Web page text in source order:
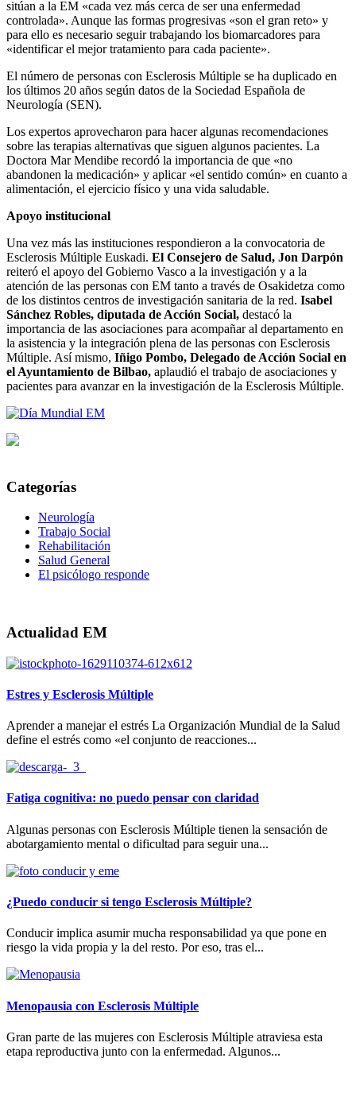
sitúan a la EM «cada vez más cerca de ser una enfermedad
controlada». Aunque las formas progresivas «son el gran reto» y
para ello es necesario seguir trabajando los biomarcadores para
«identificar el mejor tratamiento para cada paciente».
El número de personas con Esclerosis Múltiple se ha duplicado en
los últimos 20 años según datos de la Sociedad Española de
Neurología (SEN).
Los expertos aprovecharon para hacer algunas recomendaciones
sobre las terapias alternativas que siguen algunos pacientes. La
Doctora Mar Mendibe recordó la importancia de que «no
abandonen la medicación» y aplicar «el sentido común» en cuanto a
alimentación, el ejercicio físico y una vida saludable.
Apoyo institucional
Una vez más las instituciones respondieron a la convocatoria de
Esclerosis Múltiple Euskadi. El Consejero de Salud, Jon Darpón
reiteró el apoyo del Gobierno Vasco a la investigación y a la
atención de las personas con EM tanto a través de Osakidetza como
de los distintos centros de investigación sanitaria de la red. Isabel
Sánchez Robles, diputada de Acción Social, destacó la
importancia de las asociaciones para acompañar al departamento en
la asistencia y la integración plena de las personas con Esclerosis
Múltiple. Así mismo, Iñigo Pombo, Delegado de Acción Social en
el Ayuntamiento de Bilbao, aplaudió el trabajo de asociaciones y
pacientes para avanzar en la investigación de la Esclerosis Múltiple.
Categorías
Neurología
Trabajo Social
Rehabilitación
Salud General
El psicólogo responde
Actualidad EM
Estres y Esclerosis Múltiple
Aprender a manejar el estrés La Organización Mundial de la Salud
define el estrés como «el conjunto de reacciones...
Fatiga cognitiva: no puedo pensar con claridad
Algunas personas con Esclerosis Múltiple tienen la sensación de
abotargamiento mental o dificultad para seguir una...
¿Puedo conducir si tengo Esclerosis Múltiple?
Conducir implica asumir mucha responsabilidad ya que pone en
riesgo la vida propia y la del resto. Por eso, tras el...
Menopausia con Esclerosis Múltiple
Gran parte de las mujeres con Esclerosis Múltiple atraviesa esta
etapa reproductiva junto con la enfermedad. Algunos...